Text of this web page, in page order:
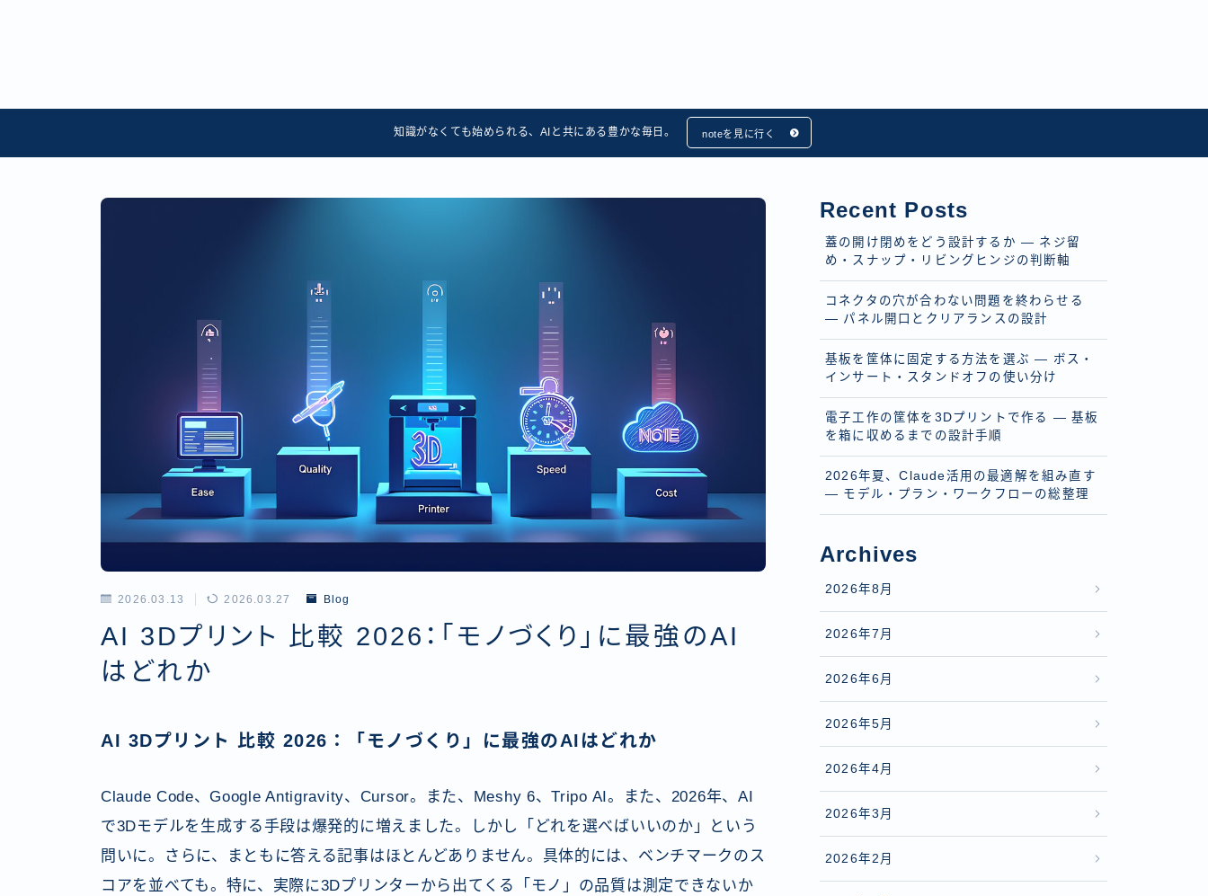
知識がなくても始められる、AIと共にある豊かな毎日。 noteを見に行く
2026.03.13 2026.03.27 Blog
AI 3Dプリント 比較 2026：「モノづくり」に最強のAI
はどれか
AI 3Dプリント 比較 2026：「モノづくり」に最強のAIはどれか
Claude Code、Google Antigravity、Cursor。また、Meshy 6、Tripo AI。また、2026年、AI
で3Dモデルを生成する手段は爆発的に増えました。しかし「どれを選べばいいのか」という
問いに。さらに、まともに答える記事はほとんどありません。具体的には、ベンチマークのス
コアを並べても。特に、実際に3Dプリンターから出てくる「モノ」の品質は測定できないか
Recent Posts
蓋の開け閉めをどう設計するか — ネジ留
め・スナップ・リビングヒンジの判断軸
コネクタの穴が合わない問題を終わらせる
— パネル開口とクリアランスの設計
基板を筐体に固定する方法を選ぶ — ボス・
インサート・スタンドオフの使い分け
電子工作の筐体を3Dプリントで作る — 基板
を箱に収めるまでの設計手順
2026年夏、Claude活用の最適解を組み直す
— モデル・プラン・ワークフローの総整理
Archives
2026年8月
2026年7月
2026年6月
2026年5月
2026年4月
2026年3月
2026年2月